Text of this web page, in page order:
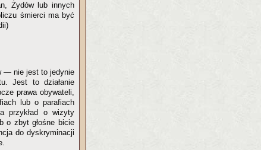
Żydów lub innych
śmierci ma być
— nie jest to jedynie
Jest to działanie
prawa obywateli,
lub o parafiach
przykład o wizyty
o zbyt głośne bicie
do dyskryminacji